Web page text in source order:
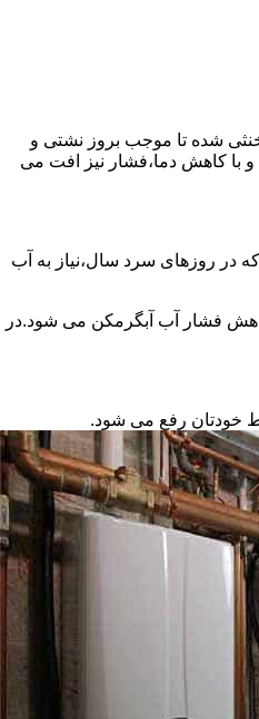
خنثی شده تا موجب بروز نشتی و
با کاهش دما،فشار نیز افت می
در روزهای سرد سال،نیاز به آب
فشار آب آبگرمکن می شود.در
خودتان رفع می شود.